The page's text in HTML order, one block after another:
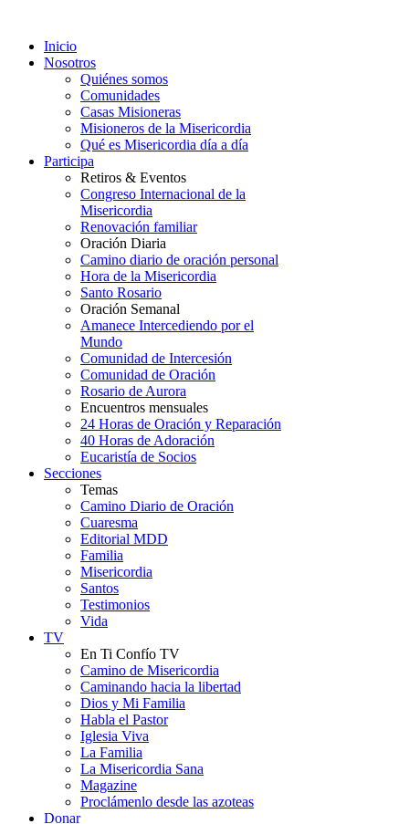
Inicio
Nosotros
Quiénes somos
Comunidades
Casas Misioneras
Misioneros de la Misericordia
Qué es Misericordia día a día
Participa
Retiros & Eventos
Congreso Internacional de la
Misericordia
Renovación familiar
Oración Diaria
Camino diario de oración personal
Hora de la Misericordia
Santo Rosario
Oración Semanal
Amanece Intercediendo por el
Mundo
Comunidad de Intercesión
Comunidad de Oración
Rosario de Aurora
Encuentros mensuales
24 Horas de Oración y Reparación
40 Horas de Adoración
Eucaristía de Socios
Secciones
Temas
Camino Diario de Oración
Cuaresma
Editorial MDD
Familia
Misericordia
Santos
Testimonios
Vida
TV
En Ti Confío TV
Camino de Misericordia
Caminando hacia la libertad
Dios y Mi Familia
Habla el Pastor
Iglesia Viva
La Familia
La Misericordia Sana
Magazine
Proclámenlo desde las azoteas
Donar